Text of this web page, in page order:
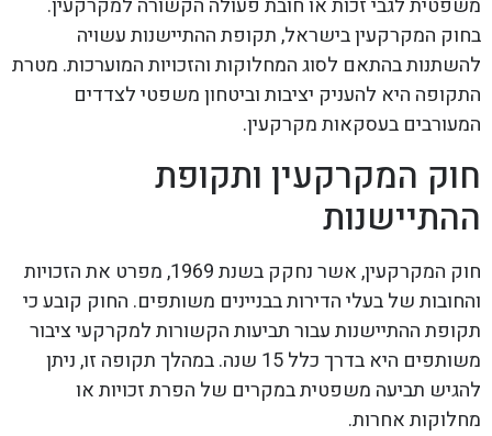
משפטית לגבי זכות או חובת פעולה הקשורה למקרקעין.
בחוק המקרקעין בישראל, תקופת ההתיישנות עשויה
להשתנות בהתאם לסוג המחלוקות והזכויות המוערכות. מטרת
התקופה היא להעניק יציבות וביטחון משפטי לצדדים
המעורבים בעסקאות מקרקעין.
חוק המקרקעין ותקופת
ההתיישנות
חוק המקרקעין, אשר נחקק בשנת 1969, מפרט את הזכויות
והחובות של בעלי הדירות בבניינים משותפים. החוק קובע כי
תקופת ההתיישנות עבור תביעות הקשורות למקרקעי ציבור
משותפים היא בדרך כלל 15 שנה. במהלך תקופה זו, ניתן
להגיש תביעה משפטית במקרים של הפרת זכויות או
מחלוקות אחרות.